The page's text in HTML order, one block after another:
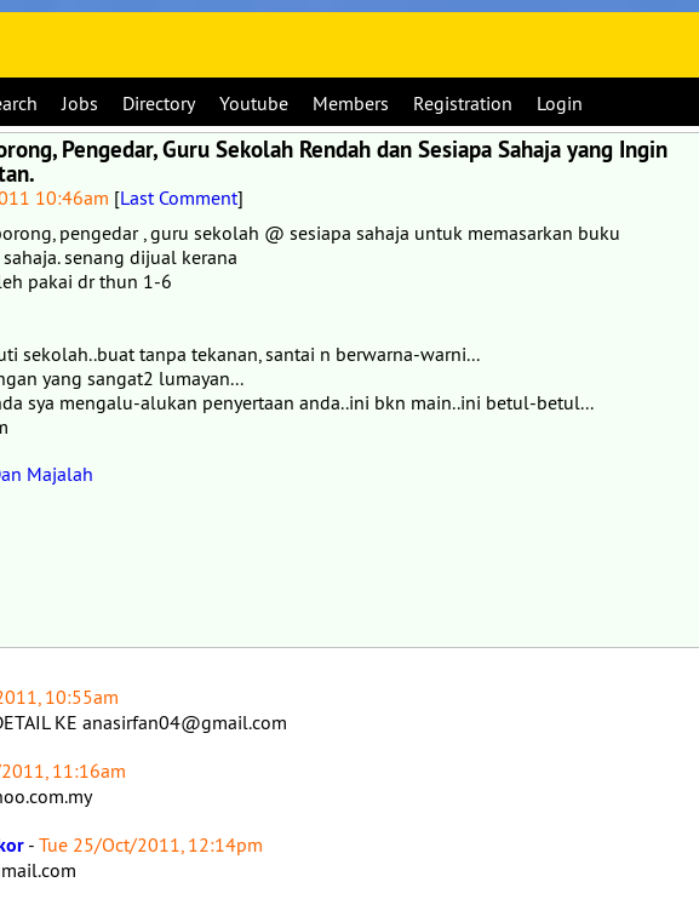
Jobs Directory Youtube Members Registration Login
Pengedar, Guru Sekolah Rendah dan Sesiapa Sahaja yang Ingin
10:46am [Last Comment]
pengedar , guru sekolah @ sesiapa sahaja untuk memasarkan buku
senang dijual kerana
pakai dr thun 1-6
sekolah..buat tanpa tekanan, santai n berwarna-warni...
yang sangat2 lumayan...
sya mengalu-alukan penyertaan anda..ini bkn main..ini betul-betul...
Majalah
10:55am
KE anasirfan04@gmail.com
11:16am
- Tue 25/Oct/2011, 12:14pm